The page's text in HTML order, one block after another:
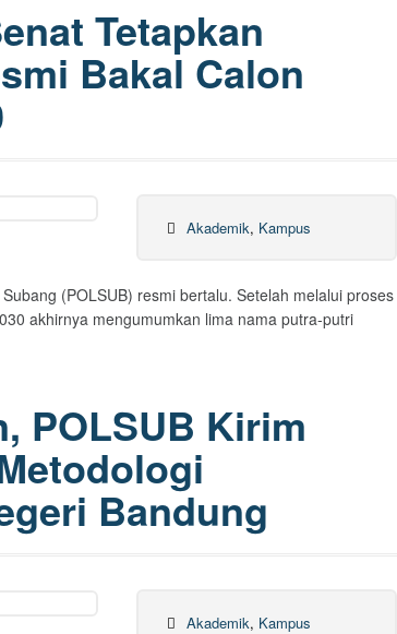
Tetapkan
Bakal Calon
Akademik, Kampus
(POLSUB) resmi bertalu. Setelah melalui proses
akhirnya mengumumkan lima nama putra-putri
POLSUB Kirim
Bandung
Akademik, Kampus